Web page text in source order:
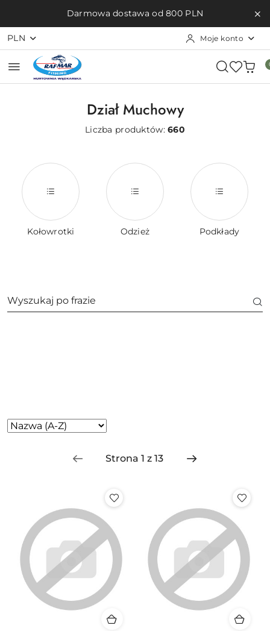
Przejdź do treści głównej
Przejdź do wyszukiwarki
Przejdź do moje konto
Przejdź do menu głównego
Przejdź do stopkiDarmowa dostawa od 800 PLN
PLN Moje konto
Dział Muchowy
Liczba produktów:660
Kołowrotki Odzież Podkłady
Zastosowano
Sortuj